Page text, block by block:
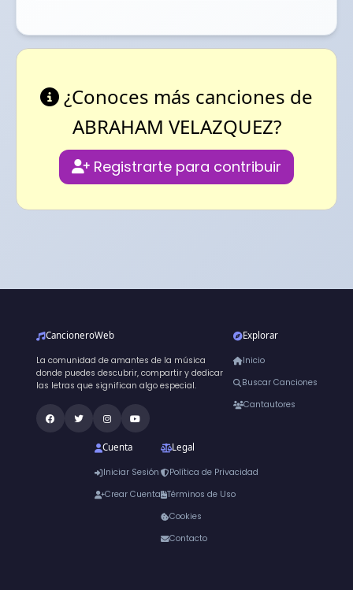
¿Conoces más canciones de
ABRAHAM VELAZQUEZ?
Registrarte para contribuir
CancioneroWeb
La comunidad de amantes de la música
donde puedes descubrir, compartir y dedicar
las letras que significan algo especial.
Explorar
Inicio
Buscar Canciones
Cantautores
Cuenta
Iniciar Sesión
Crear Cuenta
Legal
Política de Privacidad
Términos de Uso
Cookies
Contacto